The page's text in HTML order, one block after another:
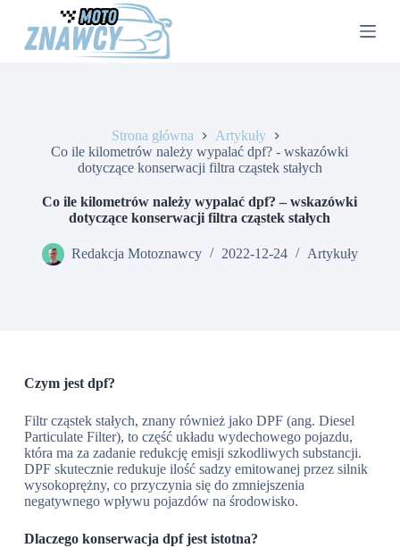
Strona główna
Artykuły
Co ile kilometrów należy wypalać dpf? - wskazówki
dotyczące konserwacji filtra cząstek stałych
Co ile kilometrów należy wypalać dpf? – wskazówki
dotyczące konserwacji filtra cząstek stałych
Redakcja Motoznawcy 2022-12-24 Artykuły
Czym jest dpf?
Filtr cząstek stałych, znany również jako DPF (ang. Diesel
Particulate Filter), to część układu wydechowego pojazdu,
która ma za zadanie redukcję emisji szkodliwych substancji.
DPF skutecznie redukuje ilość sadzy emitowanej przez silnik
wysokoprężny, co przyczynia się do zmniejszenia
negatywnego wpływu pojazdów na środowisko.
Dlaczego konserwacja dpf jest istotna?